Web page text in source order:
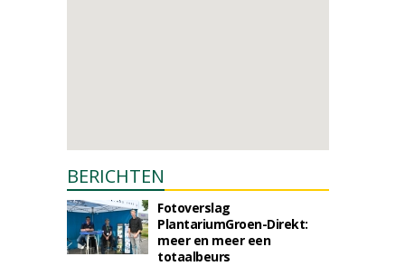
BERICHTEN
Fotoverslag
PlantariumGroen-Direkt:
meer en meer een
totaalbeurs